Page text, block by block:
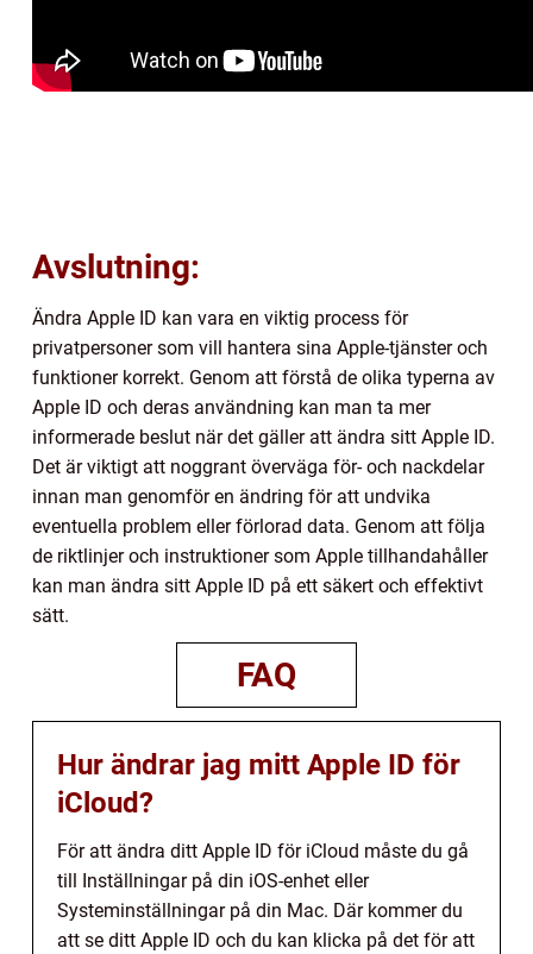
Avslutning:
Ändra Apple ID kan vara en viktig process för
privatpersoner som vill hantera sina Apple-tjänster och
funktioner korrekt. Genom att förstå de olika typerna av
Apple ID och deras användning kan man ta mer
informerade beslut när det gäller att ändra sitt Apple ID.
Det är viktigt att noggrant överväga för- och nackdelar
innan man genomför en ändring för att undvika
eventuella problem eller förlorad data. Genom att följa
de riktlinjer och instruktioner som Apple tillhandahåller
kan man ändra sitt Apple ID på ett säkert och effektivt
sätt.
FAQ
Hur ändrar jag mitt Apple ID för
iCloud?
För att ändra ditt Apple ID för iCloud måste du gå
till Inställningar på din iOS-enhet eller
Systeminställningar på din Mac. Där kommer du
att se ditt Apple ID och du kan klicka på det för att